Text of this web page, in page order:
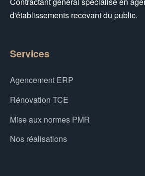
d'établissements recevant du public.
Services
Agencement ERP
Rénovation TCE
Mise aux normes PMR
Nos réalisations